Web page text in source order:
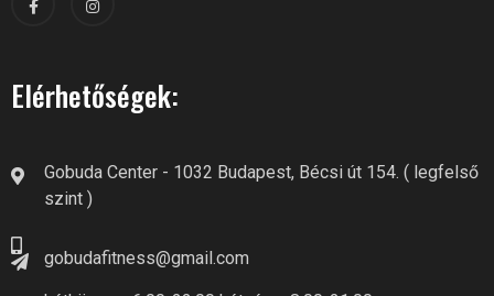
Elérhetőségek:
Gobuda Center - 1032 Budapest, Bécsi út 154. ( legfelső
szint )
gobudafitness@gmail.com